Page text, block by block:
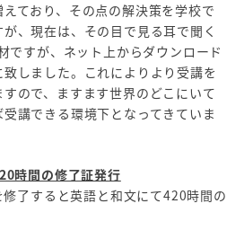
ており、その点の解決策を学校で
、現在は、その目で見る耳で聞く
ですが、ネット上からダウンロード
しました。これによりより受講を
ので、ますます世界のどこにいて
講できる環境下となってきていま
時間の修了証発行
了すると英語と和文にて420時間の